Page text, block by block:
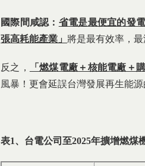
國際間咸認： 省電是最便宜的發
張高耗能產業」 將是最有效率，
反之， 「燃煤電廠＋核能電廠＋
風暴！更會延誤台灣發展再生能源
表1、台電公司至2025年擴增燃煤